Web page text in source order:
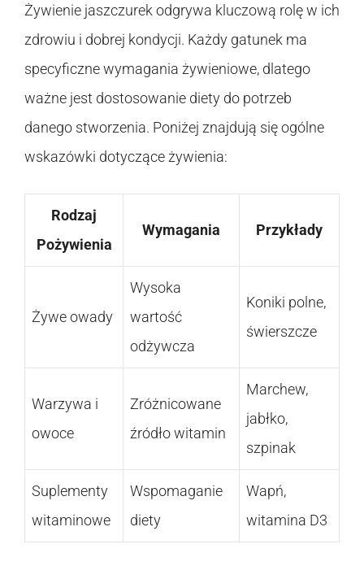
Żywienie jaszczurek odgrywa kluczową rolę w ich
zdrowiu i dobrej kondycji. Każdy gatunek ma
specyficzne wymagania żywieniowe, dlatego
ważne jest dostosowanie diety do potrzeb
danego stworzenia. Poniżej znajdują się ogólne
wskazówki dotyczące żywienia:
Rodzaj
Pożywienia
Wymagania Przykłady
Żywe owady
Wysoka
wartość
odżywcza
Koniki polne,
świerszcze
Warzywa i
owoce
Zróżnicowane
źródło witamin
Marchew,
jabłko,
szpinak
Suplementy
witaminowe
Wspomaganie
diety
Wapń,
witamina D3